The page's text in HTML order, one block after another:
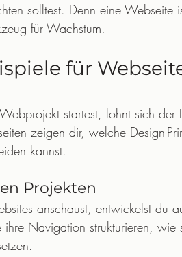
solltest. Denn eine Webseite
für Wachstum.
für
startest, lohnt sich der
zeigen dir, welche Design-
kannst.
Projekten
anschaust, entwickelst du
Navigation strukturieren, wie